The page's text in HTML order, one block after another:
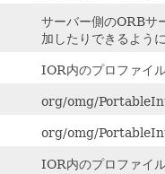
サーバー側のORBサ
加したりできるよう
IOR内のプロファイ
org/omg/
org/omg/
IOR内のプロファイ